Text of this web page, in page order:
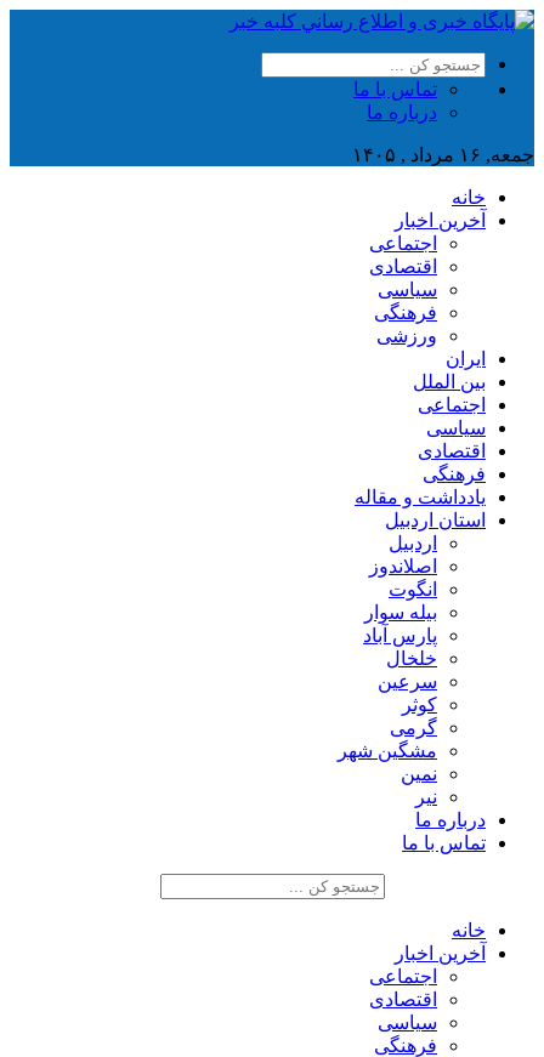
تماس با ما
درباره ما
جمعه, ۱۶ مرداد , ۱۴۰۵
خانه
آخرین اخبار
اجتماعی
اقتصادی
سیاسی
فرهنگی
ورزشی
ایران
بین الملل
اجتماعی
سیاسی
اقتصادی
فرهنگی
یادداشت و مقاله
استان اردبیل
اردبیل
اصلاندوز
انگوت
بیله سوار
پارس آباد
خلخال
سرعین
کوثر
گرمی
مشگین شهر
نمین
نیر
درباره ما
تماس با ما
خانه
آخرین اخبار
اجتماعی
اقتصادی
سیاسی
فرهنگی